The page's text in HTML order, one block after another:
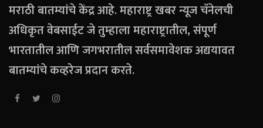
मराठी बातम्यांचे केंद्र आहे. महाराष्ट्र खबर न्यूज चॅनेलची
अधिकृत वेबसाईट जे तुम्हाला महाराष्ट्रातील, संपूर्ण
भारतातील आणि जगभरातील सर्वसमावेशक अद्ययावत
बातम्यांचे कव्हरेज प्रदान करते.